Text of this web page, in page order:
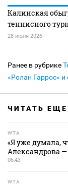
Калинская
теннисного
28 июля 2026
Ранее в рубрике
«Ролан Гаррос»
ЧИТАТЬ ЕЩЕ
WTA
«Я уже думала,
Александрова
06:43
WTA